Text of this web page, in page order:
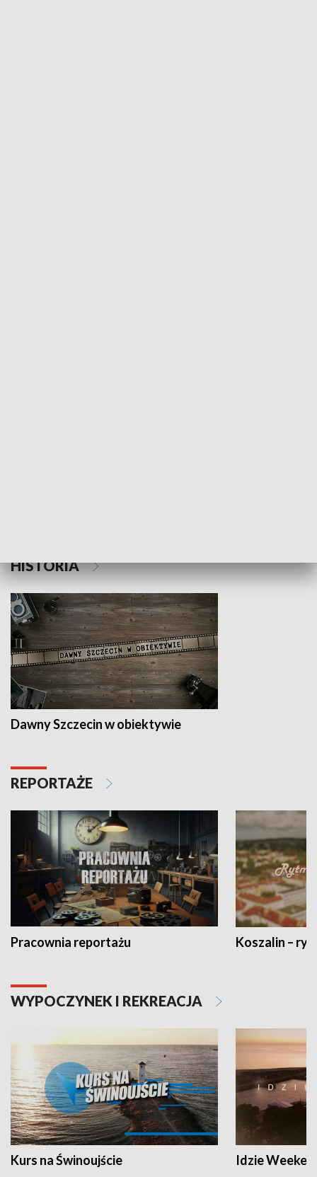
HISTORIA
Dawny Szczecin w obiektywie
REPORTAŻE
Pracownia reportażu Koszalin –
WYPOCZYNEK I REKREACJA
Kurs na Świnoujście Idzie